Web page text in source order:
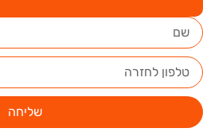
שליחה